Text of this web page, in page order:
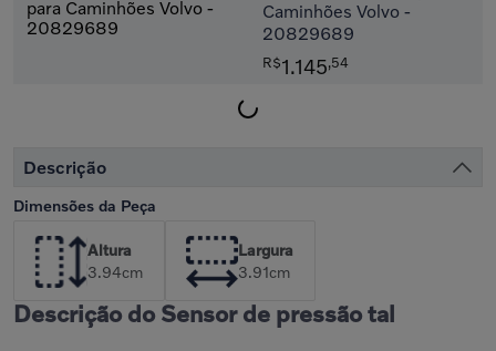
Caminhões Volvo -
20829689
R$1.145,54
Descrição
Descrição do Sensor de pressão tal
Dimensões da Peça
Altura
3.94cm
Largura
3.91cm